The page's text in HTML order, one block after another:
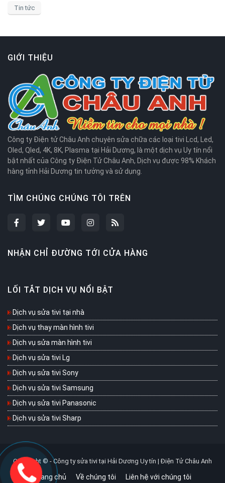
Tin tức
GIỚI THIỆU
Công ty Điện tử Châu Anh chuyên sửa chữa các loại tivi Lcd, Led,
Oled, Qled, 4K, 8K, Plasma tại Hải Dương, là một dịch vụ Uy tín nổi
bật nhất của Công ty Điện Tử Châu Anh, Dịch vụ được 98% Khách
hàng tỉnh Hải Dương tin tưởng và sử dụng.
TÌM CHÚNG CHÚNG TÔI TRÊN
NHẬN CHỈ ĐƯỜNG TỚI CỬA HÀNG
LỐI TẮT DỊCH VỤ NỔI BẬT
Dịch vụ sửa tivi tại nhà
Dịch vụ thay màn hình tivi
Dịch vụ sửa màn hình tivi
Dịch vụ sửa tivi Lg
Dịch vụ sửa tivi Sony
Dịch vụ sửa tivi Samsung
Dịch vụ sửa tivi Panasonic
Dịch vụ sửa tivi Sharp
Copyright © -Công ty sửa tivi tại Hải Dương Uy tín | Điện Tử Châu Anh
Trang chủ Về chúng tôi Liên hệ với chúng tôi